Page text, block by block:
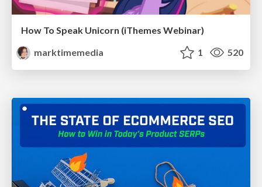
How To Speak Unicorn (iThemes Webinar)
marktimemedia
1 520